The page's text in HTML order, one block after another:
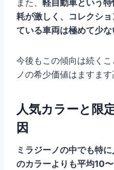
また、 軽自動車という
耗が激しく、コレクシ
ている車両は極めて少な
今後もこの傾向は続く
ノの希少価値はますます
人気カラーと限
因
ミラジーノの中でも特
のカラーよりも平均10